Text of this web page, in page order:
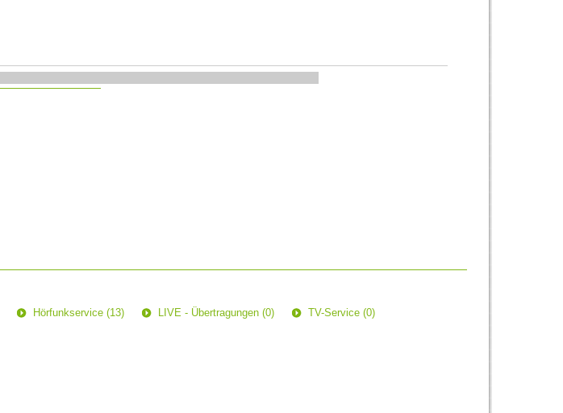
Hörfunkservice (13) LIVE - Übertragungen (0) TV-Service (0)